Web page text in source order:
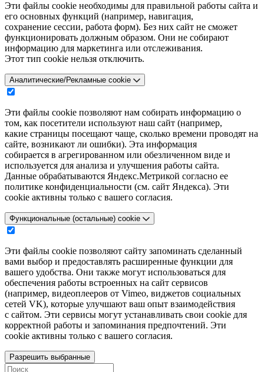
Эти файлы cookie необходимы для правильной работы сайта и
его основных функций (например, навигация,
сохранение сессии, работа форм). Без них сайт не сможет
функционировать должным образом. Они не собирают
информацию для маркетинга или отслеживания.
Этот тип cookie нельзя отключить.
Аналитические/Рекламные cookie
Эти файлы cookie позволяют нам собирать информацию о
том, как посетители используют наш сайт (например,
какие страницы посещают чаще, сколько времени проводят на
сайте, возникают ли ошибки). Эта информация
собирается в агрегированном или обезличенном виде и
используется для анализа и улучшения работы сайта.
Данные обрабатываются Яндекс.Метрикой согласно ее
политике конфиденциальности (см. сайт Яндекса). Эти
cookie активны только с вашего согласия.
Функциональные (остальные) cookie
Эти файлы cookie позволяют сайту запоминать сделанный
вами выбор и предоставлять расширенные функции для
вашего удобства. Они также могут использоваться для
обеспечения работы встроенных на сайт сервисов
(например, видеоплееров от Vimeo, виджетов социальных
сетей VK), которые улучшают ваш опыт взаимодействия
с сайтом. Эти сервисы могут устанавливать свои cookie для
корректной работы и запоминания предпочтений. Эти
cookie активны только с вашего согласия.
Разрешить выбранные